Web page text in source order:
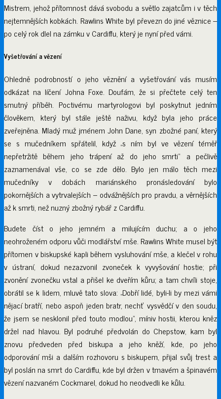
Mistrem, jehož přítomnost dává svobodu a světlo zajatcům i v těch
nejtemnějších kobkách. Rawlins White byl převezn do jiné věznice –
po celý rok dlel na zámku v Cardiffu, který je nyní před vámi.
Vyšetřování a vězení
Ohledně podrobností o jeho věznění a vyšetřování vás musím
odkázat na líčení Johna Foxe. Doufám, že si přečtete celý ten
smutný příběh. Poctivému martyrologovi byl poskytnut jedním
člověkem, který byl stále ještě naživu, když byla jeho práce
zveřejněna. Mladý muž jménem John Dane, syn zbožné paní, který
se s mučedníkem spřátelil, když „s ním byl ve vězení téměř
nepřetržitě během jeho trápení až do jeho smrti“ a pečlivě
zaznamenával vše, co se zde dělo. Bylo jen málo těch mezi
mučedníky v dobách mariánského pronásledování bylo
pokornějších a vytrvalejších – odvážnějších pro pravdu, a věrnějších
až k smrti, než nuzný zbožný rybář z Cardiffu.
Budete číst o jeho jemném a milujícím duchu; a o jeho
neohroženém odporu vůči modlářství mše. Rawlins White musel být
přítomen v biskupské kapli během vysluhování mše, a klečel v rohu
v ústraní, dokud nezazvonil zvoneček k vyvyšování hostie; při
zvonění zvonečku vstal a přišel ke dveřím kůru; a tam chvíli stoje,
obrátil se k lidem, mluvě tato slova: „Dobří lidé, byli-li by mezi vámi
nějací bratří, nebo aspoň jeden bratr, nechť vysvědčí v den soudu,
že jsem se nesklonil před touto modlou“, míniv hostii, kterou kněz
držel nad hlavou. Byl podruhé předvolán do Chepstow, kam byl
znovu předveden před biskupa a jeho kněží, kde, po jeho
odporování mši a dalším rozhovoru s biskupem, přijal svůj trest a
byl poslán na smrt do Cardiffu, kde byl držen v tmavém a špinavém
vězení nazvaném Cockmarel, dokud ho neodvedli ke kůlu.